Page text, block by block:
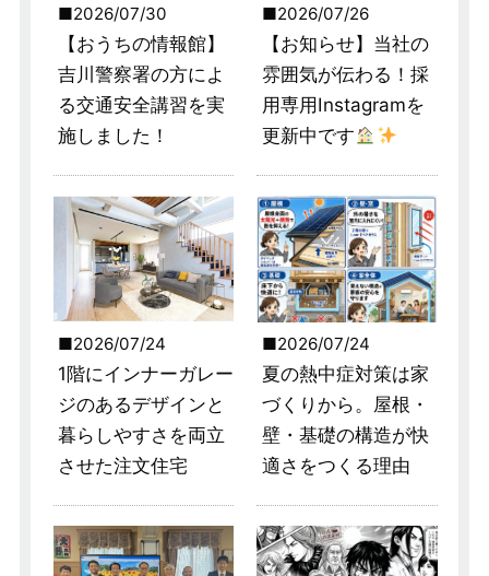
2026/07/30
【おうちの情報館】
吉川警察署の方によ
る交通安全講習を実
施しました！
2026/07/26
【お知らせ】当社の
雰囲気が伝わる！採
用専用Instagramを
更新中です
2026/07/24
1階にインナーガレー
ジのあるデザインと
暮らしやすさを両立
させた注文住宅
2026/07/24
夏の熱中症対策は家
づくりから。屋根・
壁・基礎の構造が快
適さをつくる理由